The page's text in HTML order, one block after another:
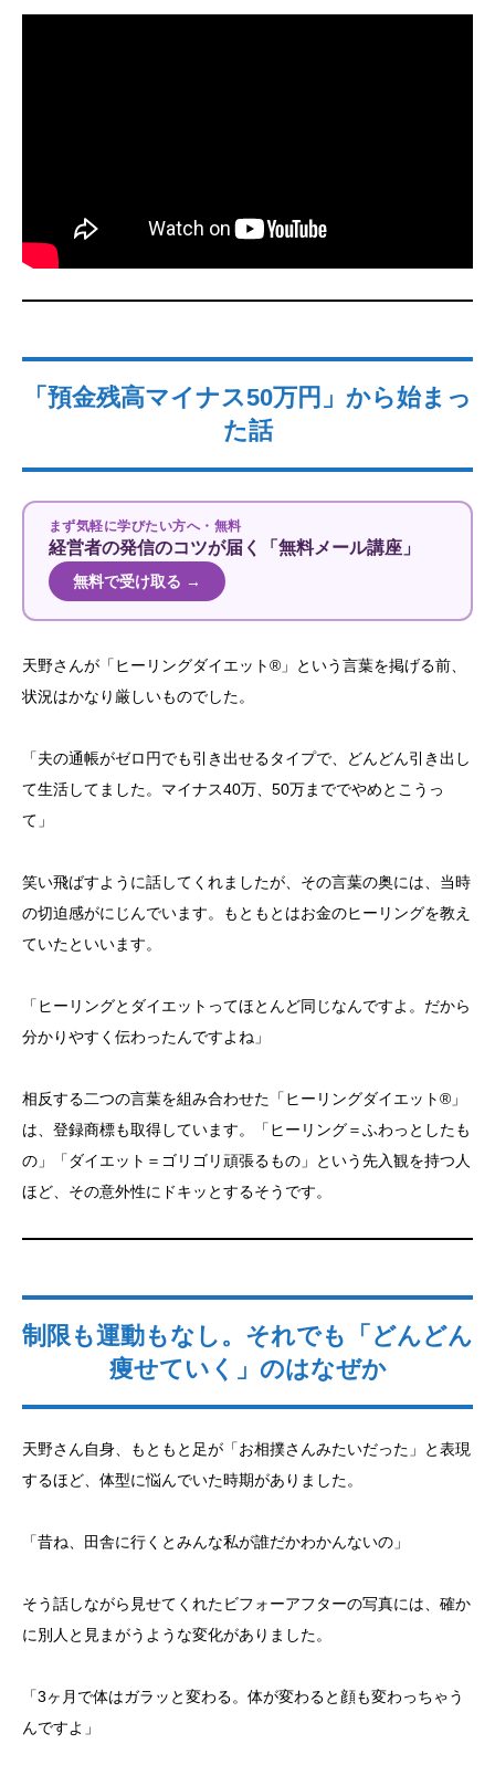
「預金残高マイナス50万円」から始まっ
た話
まず気軽に学びたい方へ・無料
経営者の発信のコツが届く「無料メール講座」
無料で受け取る →
天野さんが「ヒーリングダイエット®」という言葉を掲げる前、
状況はかなり厳しいものでした。
「夫の通帳がゼロ円でも引き出せるタイプで、どんどん引き出し
て生活してました。マイナス40万、50万まででやめとこうっ
て」
笑い飛ばすように話してくれましたが、その言葉の奥には、当時
の切迫感がにじんでいます。もともとはお金のヒーリングを教え
ていたといいます。
「ヒーリングとダイエットってほとんど同じなんですよ。だから
分かりやすく伝わったんですよね」
相反する二つの言葉を組み合わせた「ヒーリングダイエット®」
は、登録商標も取得しています。「ヒーリング＝ふわっとしたも
の」「ダイエット＝ゴリゴリ頑張るもの」という先入観を持つ人
ほど、その意外性にドキッとするそうです。
制限も運動もなし。それでも「どんどん
痩せていく」のはなぜか
天野さん自身、もともと足が「お相撲さんみたいだった」と表現
するほど、体型に悩んでいた時期がありました。
「昔ね、田舎に行くとみんな私が誰だかわかんないの」
そう話しながら見せてくれたビフォーアフターの写真には、確か
に別人と見まがうような変化がありました。
「3ヶ月で体はガラッと変わる。体が変わると顔も変わっちゃう
んですよ」